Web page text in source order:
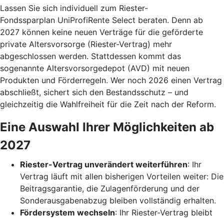
Lassen Sie sich individuell zum Riester-
Fondssparplan UniProfiRente Select beraten. Denn ab
2027 können keine neuen Verträge für die geförderte
private Altersvorsorge (Riester-Vertrag) mehr
abgeschlossen werden. Stattdessen kommt das
sogenannte Altersvorsorgedepot (AVD) mit neuen
Produkten und Förderregeln. Wer noch 2026 einen Vertrag
abschließt, sichert sich den Bestandsschutz – und
gleichzeitig die Wahlfreiheit für die Zeit nach der Reform.
Eine Auswahl Ihrer Möglichkeiten ab
2027
Riester-Vertrag unverändert weiterführen: Ihr
Vertrag läuft mit allen bisherigen Vorteilen weiter: Die
Beitragsgarantie, die Zulagenförderung und der
Sonderausgabenabzug bleiben vollständig erhalten.
Fördersystem wechseln: Ihr Riester-Vertrag bleibt